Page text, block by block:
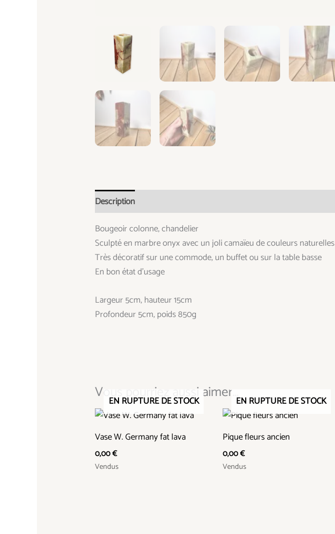
Description
Bougeoir colonne, chandelier
Sculpté en marbre onyx avec un joli camaïeu de couleurs naturelles
Très décoratif sur une commode, un buffet ou sur la table basse
En bon état d’usage
Largeur 5cm, hauteur 15cm
Profondeur 5cm, poids 850g
Vous pourriez aussi aimer...
EN RUPTURE DE STOCK
Vase W. Germany fat lava
0,00€
Vendus
EN RUPTURE DE STOCK
Pique fleurs ancien
0,00€
Vendus